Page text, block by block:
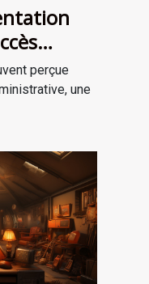
perçue
une